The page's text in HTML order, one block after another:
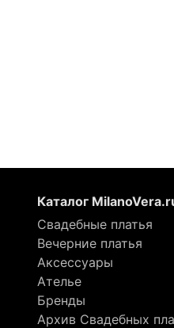
Каталог
Свадебные платья
Вечерние платья
Аксессуары
Ателье
Бренды
Архив Свадебных